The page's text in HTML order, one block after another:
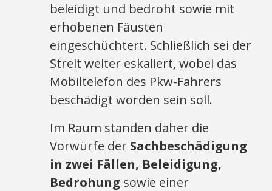
beleidigt und bedroht sowie mit
erhobenen Fäusten
eingeschüchtert. Schließlich sei der
Streit weiter eskaliert, wobei das
Mobiltelefon des Pkw-Fahrers
beschädigt worden sein soll.
Im Raum standen daher die
Vorwürfe der Sachbeschädigung
in zwei Fällen, Beleidigung,
Bedrohung sowie einer